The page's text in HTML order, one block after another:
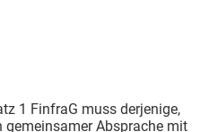
1 FinfraG muss derjenige,
gemeinsamer Absprache mit